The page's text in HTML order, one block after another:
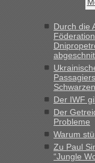
Hab´s versucht -
Strecke fahren wir
in
die Ukraine
„Man sollte aber
LeoExpress ist -
Fahrkarten kaufen.
Verbindung von
Durch die
Der IWF
Der
Probleme
Warum
Zu Paul
“Jungle